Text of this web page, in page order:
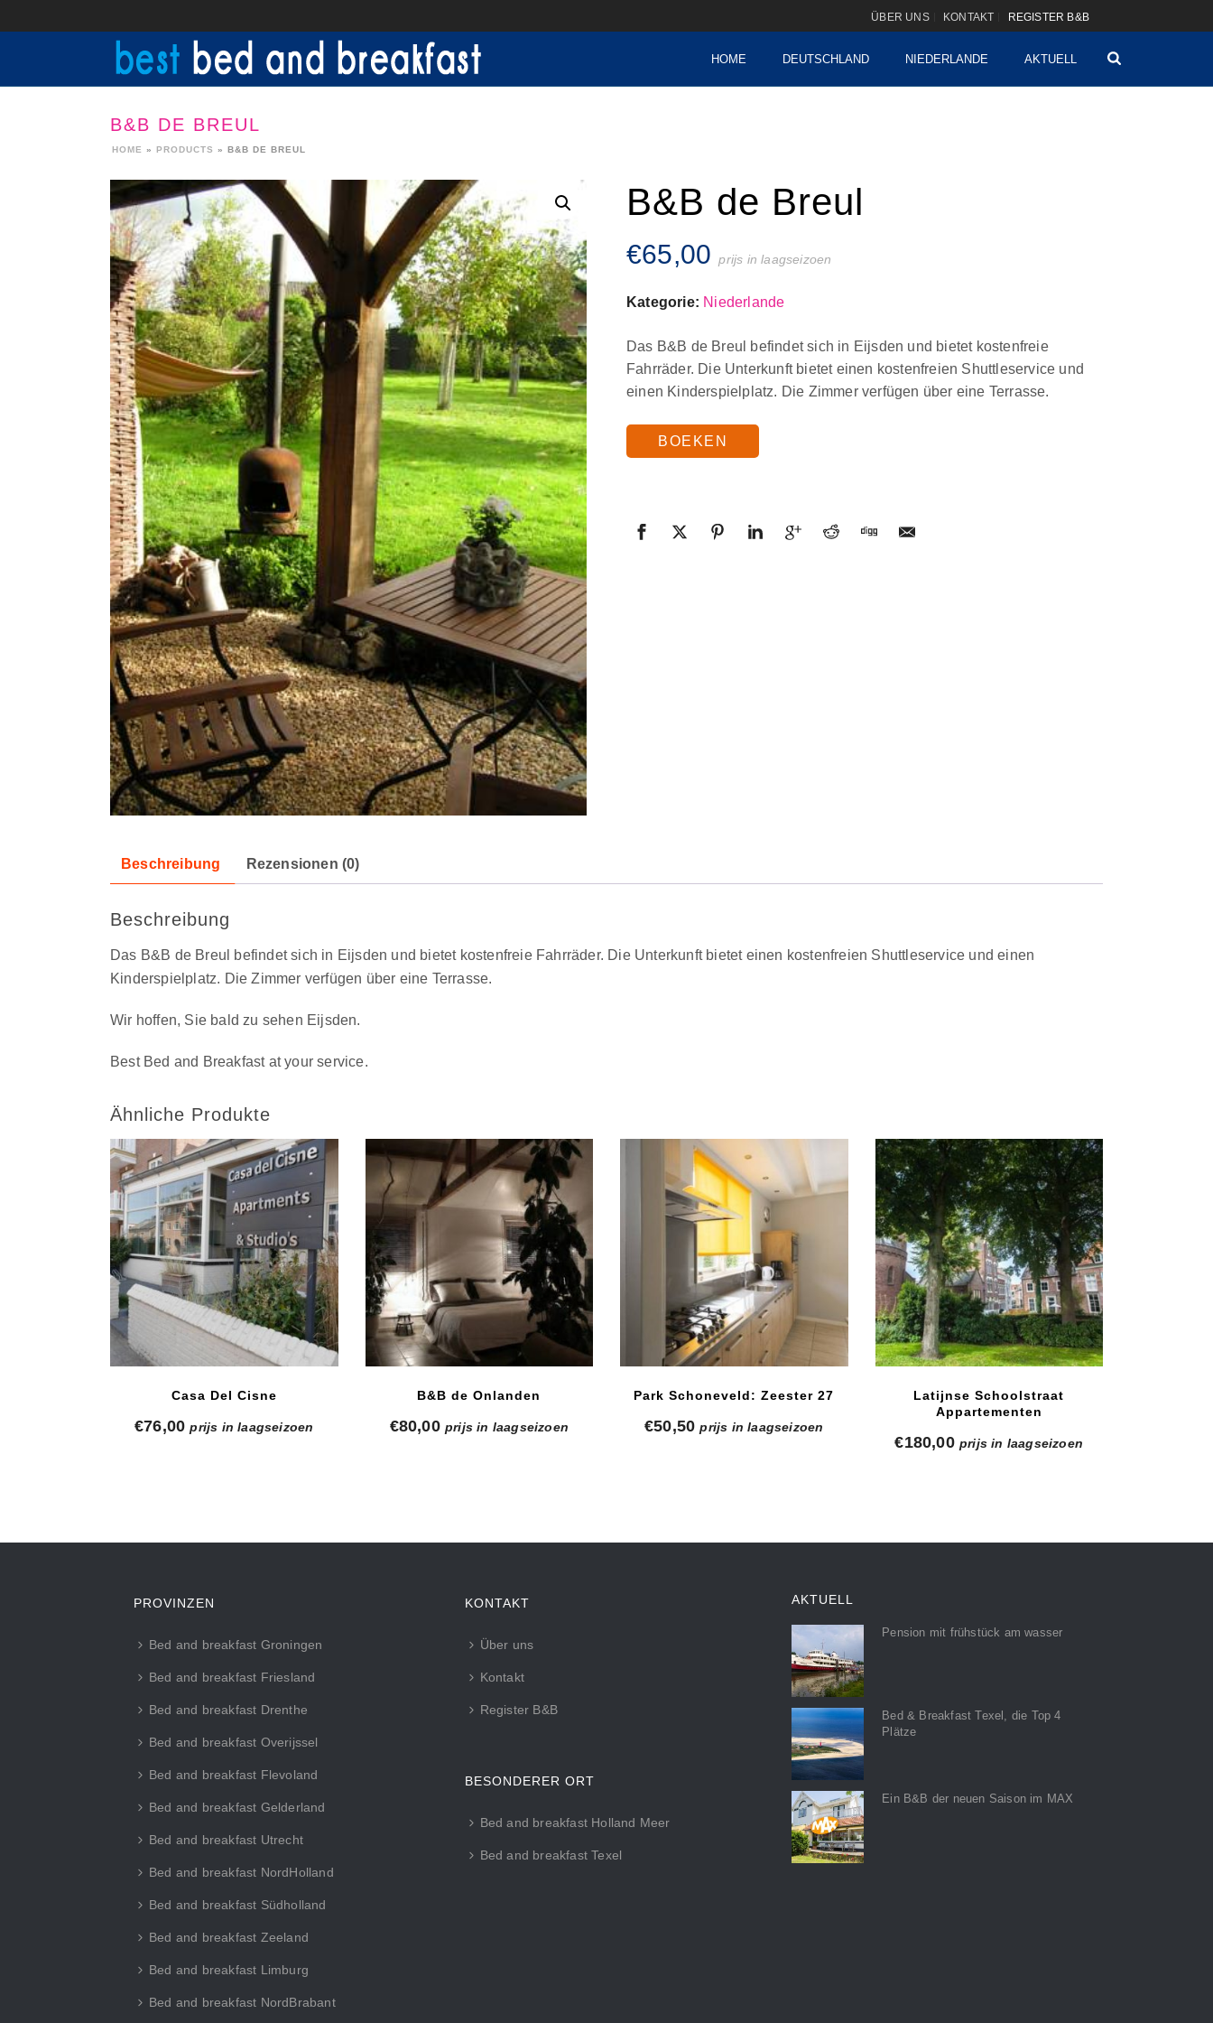
ÜBER UNS KONTAKT REGISTER B&B
HOME DEUTSCHLAND NIEDERLANDE AKTUELL
B&B DE BREUL
HOME » PRODUCTS » B&B DE BREUL
B&B de Breul
€65,00 prijs in laagseizoen
Kategorie: Niederlande
Das B&B de Breul befindet sich in Eijsden und bietet kostenfreie
Fahrräder. Die Unterkunft bietet einen kostenfreien Shuttleservice und
einen Kinderspielplatz. Die Zimmer verfügen über eine Terrasse.
BOEKEN
Beschreibung Rezensionen (0)
Beschreibung
Das B&B de Breul befindet sich in Eijsden und bietet kostenfreie Fahrräder. Die Unterkunft bietet einen kostenfreien Shuttleservice und einen
Kinderspielplatz. Die Zimmer verfügen über eine Terrasse.
Wir hoffen, Sie bald zu sehen Eijsden.
Best Bed and Breakfast at your service.
Ähnliche Produkte
Casa Del Cisne
€76,00 prijs in laagseizoen
B&B de Onlanden
€80,00 prijs in laagseizoen
Park Schoneveld: Zeester 27
€50,50 prijs in laagseizoen
Latijnse Schoolstraat
Appartementen
€180,00 prijs in laagseizoen
PROVINZEN
Bed and breakfast Groningen
Bed and breakfast Friesland
Bed and breakfast Drenthe
Bed and breakfast Overijssel
Bed and breakfast Flevoland
Bed and breakfast Gelderland
Bed and breakfast Utrecht
Bed and breakfast NordHolland
Bed and breakfast Südholland
Bed and breakfast Zeeland
Bed and breakfast Limburg
Bed and breakfast NordBrabant
KONTAKT
Über uns
Kontakt
Register B&B
BESONDERER ORT
Bed and breakfast Holland Meer
Bed and breakfast Texel
AKTUELL
Pension mit frühstück am wasser
Bed & Breakfast Texel, die Top 4
Plätze
Ein B&B der neuen Saison im MAX